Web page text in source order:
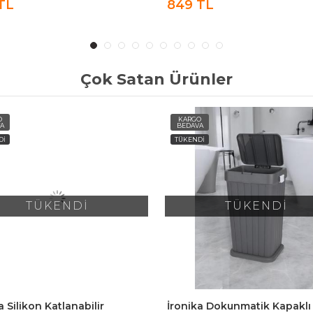
849 TL
Çok Satan Ürünler
TÜKENDİ
Silikon Katlanabilir
KARGO
BEDAVA
TÜKENDİ
TÜKENDİ
İronika Dokunmatik Kapaklı